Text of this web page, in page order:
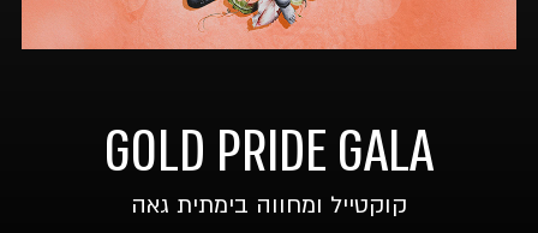
GOLD PRIDE GALA
קוקטייל ומחווה בימתית גאה